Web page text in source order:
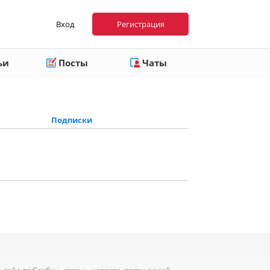
Вход Регистрация
Посты Чаты
Подписки